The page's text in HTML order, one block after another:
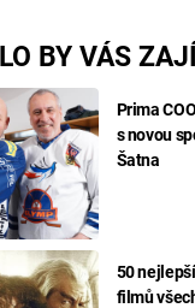
BY VÁS
Prima
s novou
Šatna
50
filmů